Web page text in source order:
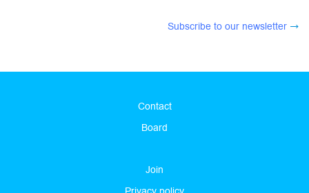
Subscribe to our newsletter
Contact
Board
Join